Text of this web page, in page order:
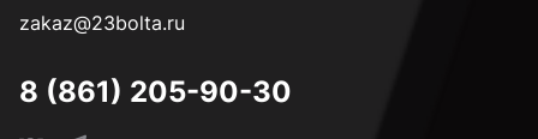
zakaz@23bolta.ru
8 (861) 205-90-30